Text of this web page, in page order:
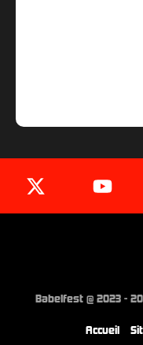
Babelfest @ 2023 -
Accueil